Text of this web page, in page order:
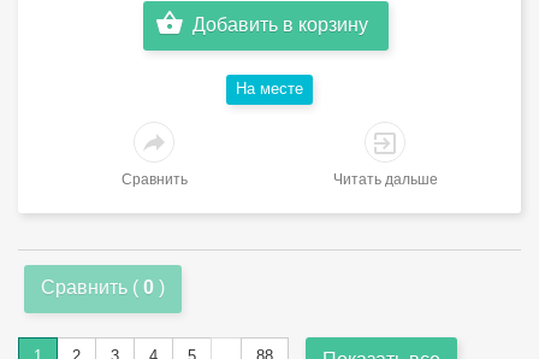
Добавить в корзину
Hа месте
Сравнить Читать дальше
Сравнить ( 0 )